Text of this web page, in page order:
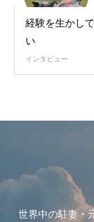
経験を生かし
い
インタビュー
世界中の駐妻・